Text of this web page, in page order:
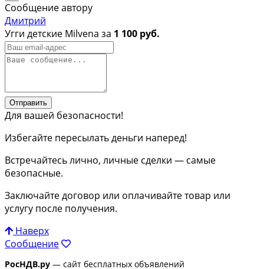
Сообщение автору
Дмитрий
Угги детские Milvena за 1 100 руб.
Отправить
Для вашей безопасности!
Избегайте пересылать деньги наперед!
Встречайтесь лично, личные сделки — самые
безопасные.
Заключайте договор или оплачивайте товар или
услугу после получения.
Наверх
Сообщение
РосНДВ.ру — сайт бесплатных объявлений